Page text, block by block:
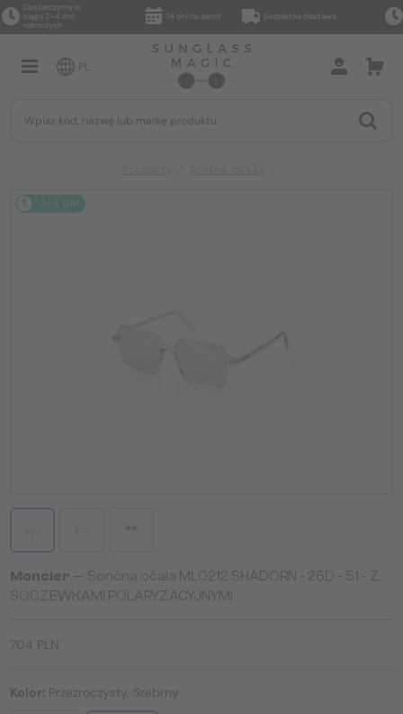
Dostarczymy w
ciągu 2–4 dni
roboczych
14 dni na zwrot Bezpłatna dostawa
PL
2-4 DNI
Moncler — Sončna očala ML0212 SHADORN - 26D - 51 - Z
SOCZEWKAMI POLARYZACYJNYMI
704 PLN
Kolor: Przezroczysty, Srebrny